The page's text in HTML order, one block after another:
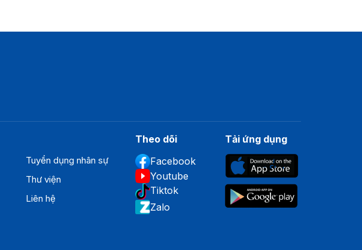
Tuyển dụng nhân sự
Thư viện
Liên hệ
Theo dõi
Facebook
Youtube
Tiktok
Zalo
Tải ứng dụng